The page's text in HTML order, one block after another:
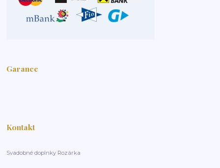
Garance
Kontakt
Svadobné doplnky Rozárka